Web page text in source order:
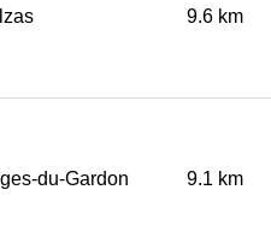
9.6 km
du-Gardon 9.1 km